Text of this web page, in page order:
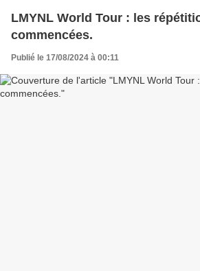
LMYNL World Tour : les
commencées.
Publié le 17/08/2024 à 00:11